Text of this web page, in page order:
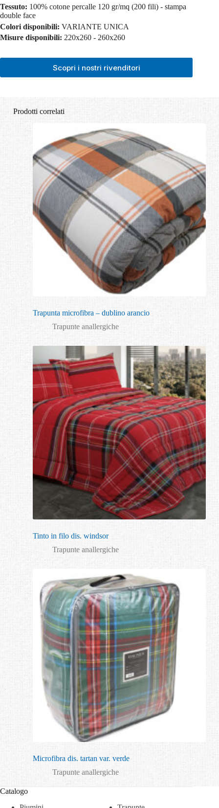
Tessuto: 100% cotone percalle 120 gr/mq (200 fili) - stampa
double face
Colori disponibili: VARIANTE UNICA
Misure disponibili: 220x260 - 260x260
Scopri i nostri rivenditori
Prodotti correlati
Trapunta microfibra – dublino arancio
Trapunte anallergiche
Tinto in filo dis. windsor
Trapunte anallergiche
Microfibra dis. tartan var. verde
Trapunte anallergiche
Catalogo